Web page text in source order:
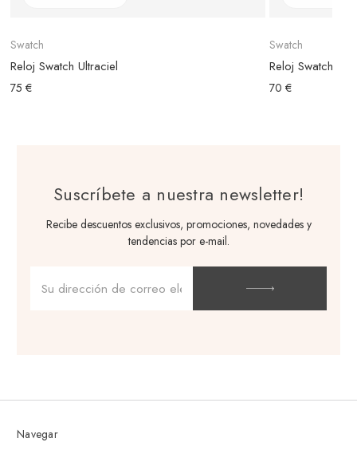
Swatch
Reloj Swatch Ultraciel
75 €
Swatch
Reloj Swatch
70 €
Suscríbete a nuestra newsletter!
Recibe descuentos exclusivos, promociones, novedades y
tendencias por e-mail.
de
correo
Navegar